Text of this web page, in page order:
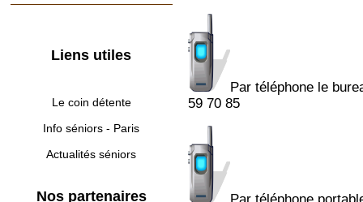
Liens utiles
Le coin détente
Info séniors - Paris
Actualités séniors
Nos partenaires
Par téléphone le
59 70 85